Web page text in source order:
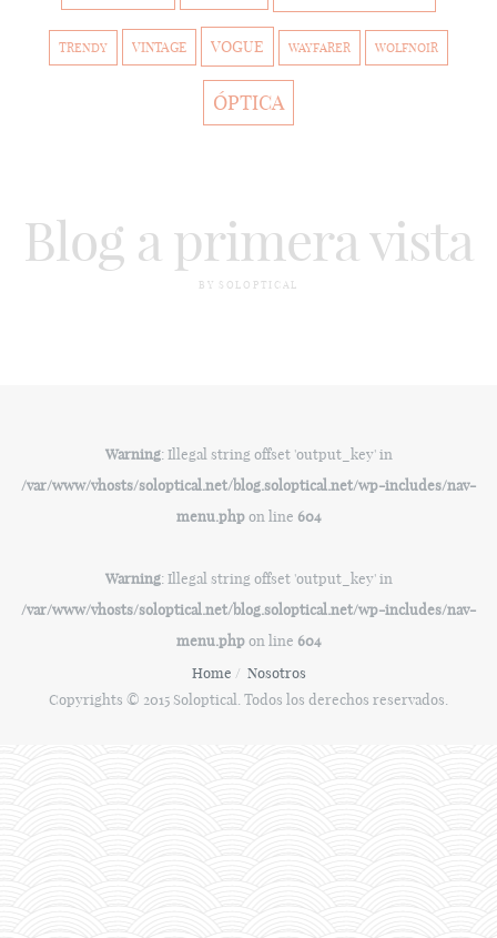
TRENDY VINTAGE VOGUE WAYFARER WOLFNOIR
ÓPTICA
Blog a primera vista
BY SOLOPTICAL
Warning: Illegal string offset 'output_key' in
/var/www/vhosts/soloptical.net/blog.soloptical.net/wp-includes/nav-
menu.phpon line 604
Warning: Illegal string offset 'output_key' in
/var/www/vhosts/soloptical.net/blog.soloptical.net/wp-includes/nav-
menu.phpon line 604
Home
Nosotros
Copyrights © 2015 Soloptical. Todos los derechos reservados.